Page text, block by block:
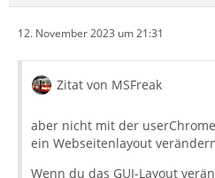
12. November 2023 um 21:31
Zitat von MSFreak
aber nicht mit der
ein Webseitenlayout
Wenn du das GUI-Layout